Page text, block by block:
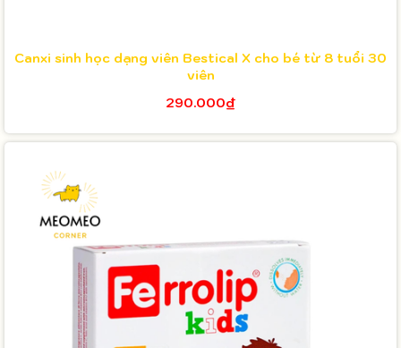
Canxi sinh học dạng viên Bestical X cho bé từ 8 tuổi 30
viên
290.000₫